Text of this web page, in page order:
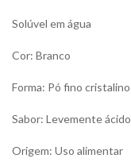
Solúvel em água
Cor: Branco
Forma: Pó fino cristalino
Sabor: Levemente ácido
Origem: Uso alimentar